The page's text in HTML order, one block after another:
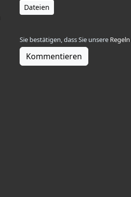
Dateien
Sie bestätigen, dass Sie unsere Regeln
Kommentieren